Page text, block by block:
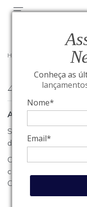
Conheça as
Nome*
Email*
HOME
404
A página que você
Se você estava
departamentos ou
Caso necessite de
contato com o nosso
Conosco